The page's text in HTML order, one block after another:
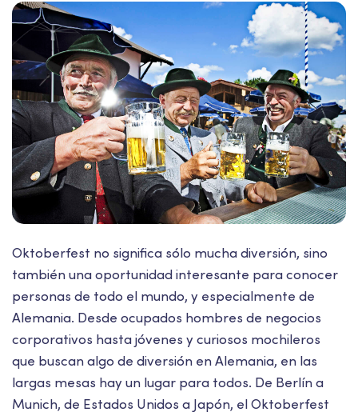
Oktoberfest no significa sólo mucha diversión, sino
también una oportunidad interesante para conocer
personas de todo el mundo, y especialmente de
Alemania. Desde ocupados hombres de negocios
corporativos hasta jóvenes y curiosos mochileros
que buscan algo de diversión en Alemania, en las
largas mesas hay un lugar para todos. De Berlín a
Munich, de Estados Unidos a Japón, el Oktoberfest